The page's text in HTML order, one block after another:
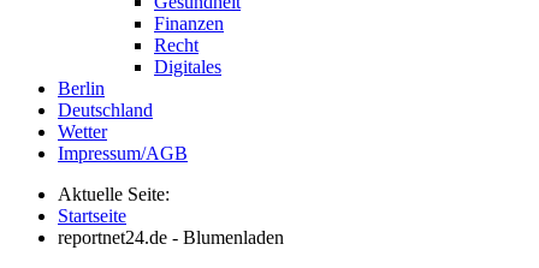
Finanzen
Recht
Digitales
Berlin
Deutschland
Wetter
Impressum/AGB
Aktuelle Seite:
Startseite
reportnet24.de - Blumenladen